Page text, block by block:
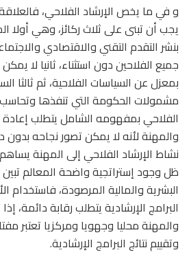
و في ما يخص الإرشاد الفلاحي،
يجب أن تبنى على ثلاث ركائز، وهي أولا
بنشر التقدم التقني والاقتصادي
جميع الفلاحين دون استثناء، ثانيا لا
بمعزل عن السياسات الفلاحية، ثم ثالثا
مشمولات الحكومة التي تنفذها وتحاسب
الفلاحي بمفهومه الشامل يتطلب إعادة
والمهنة لأنه لا يمكن تصور نجاحه بدون
نشاط الإرشاد الفلاحي إلى المهنة
ظل وجود إستراتجية واضحة المعالم تبين
البشرية والمالية المرصودة، فاستخدام
البرامج الإرشادية يتطلب رقابة دائمة، إذا
والمهنة محليا وجهويا ومركزيا تعتبر
وتقييم نتائج البرامج الإرشادية.